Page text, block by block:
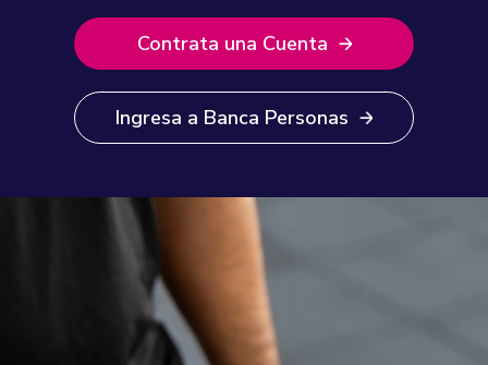
Contrata una Cuenta
Ingresa a Banca Personas